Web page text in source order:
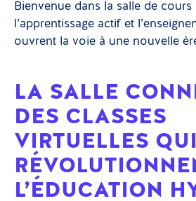
Bienvenue dans la salle de
l’apprentissage actif et
ouvrent la voie à une nouvelle
LA SALLE
DES CLASSES
VIRTUELLES QUI
L’ÉDUCATION